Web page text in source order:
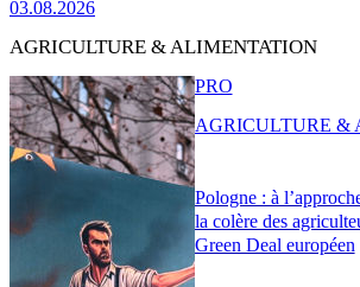
03.08.2026
AGRICULTURE & ALIMENTATION
Pologne : à
la colère des
Green Deal européen
PRO
AGRICULTURE &